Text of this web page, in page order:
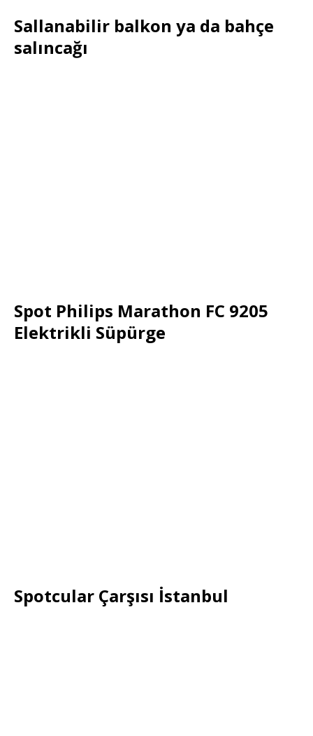
Sallanabilir balkon ya da bahçe
salıncağı
Spot Philips Marathon FC 9205
Elektrikli Süpürge
Spotcular Çarşısı İstanbul